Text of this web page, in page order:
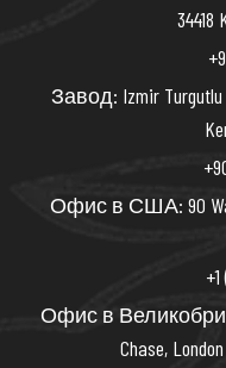
Завод: Izmir Turgutlu
Офис в США: 90
Офис в
Chase,